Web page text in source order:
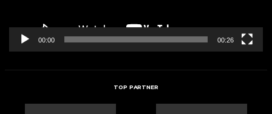
00:00 00:26
TOP PARTNER